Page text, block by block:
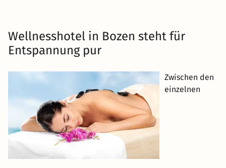
Wellnesshotel in Bozen steht für
Entspannung pur
Zwischen den
einzelnen